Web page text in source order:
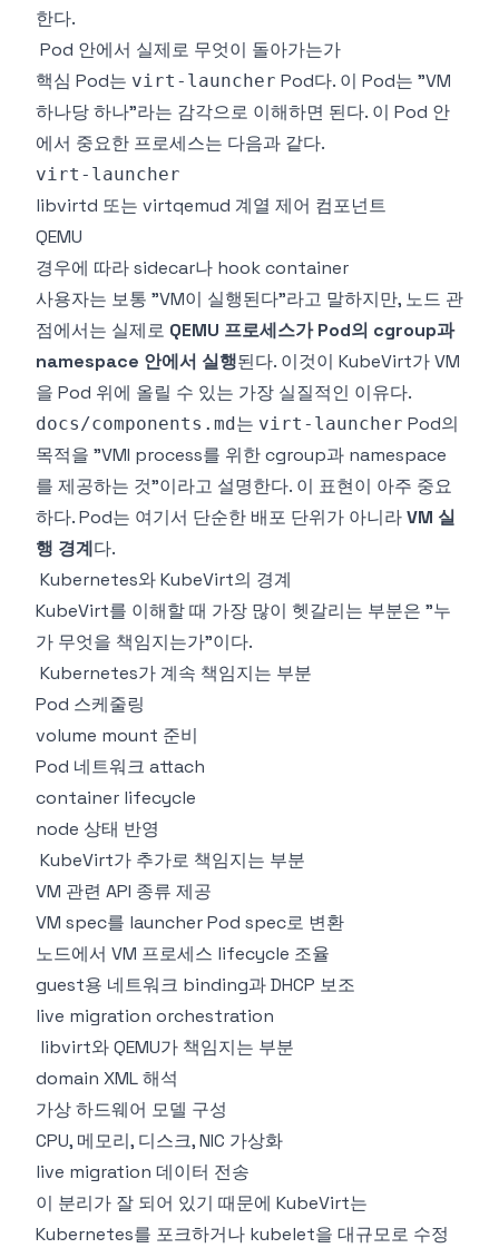
한다.
Pod 안에서 실제로 무엇이 돌아가는가
핵심 Pod는 virt-launcher Pod다. 이 Pod는 "VM
하나당 하나"라는 감각으로 이해하면 된다. 이 Pod 안
에서 중요한 프로세스는 다음과 같다.
virt-launcher
libvirtd 또는 virtqemud 계열 제어 컴포넌트
QEMU
경우에 따라 sidecar나 hook container
사용자는 보통 "VM이 실행된다"라고 말하지만, 노드 관
점에서는 실제로 QEMU 프로세스가 Pod의 cgroup과
namespace 안에서 실행된다. 이것이 KubeVirt가 VM
을 Pod 위에 올릴 수 있는 가장 실질적인 이유다.
docs/components.md는 virt-launcher Pod의
목적을 "VMI process를 위한 cgroup과 namespace
를 제공하는 것"이라고 설명한다. 이 표현이 아주 중요
하다. Pod는 여기서 단순한 배포 단위가 아니라VM 실
행 경계다.
Kubernetes와 KubeVirt의 경계
KubeVirt를 이해할 때 가장 많이 헷갈리는 부분은 "누
가 무엇을 책임지는가"이다.
Kubernetes가 계속 책임지는 부분
Pod 스케줄링
volume mount 준비
Pod 네트워크 attach
container lifecycle
node 상태 반영
KubeVirt가 추가로 책임지는 부분
VM 관련 API 종류 제공
VM spec를 launcher Pod spec로 변환
노드에서 VM 프로세스 lifecycle 조율
guest용 네트워크 binding과 DHCP 보조
live migration orchestration
libvirt와 QEMU가 책임지는 부분
domain XML 해석
가상 하드웨어 모델 구성
CPU, 메모리, 디스크, NIC 가상화
live migration 데이터 전송
이 분리가 잘 되어 있기 때문에 KubeVirt는
Kubernetes를 포크하거나 kubelet을 대규모로 수정